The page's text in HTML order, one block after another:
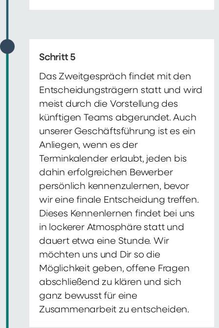
Schritt 5
Das Zweitgespräch findet mit den
Entscheidungsträgern statt und wird
meist durch die Vorstellung des
künftigen Teams abgerundet. Auch
unserer Geschäftsführung ist es ein
Anliegen, wenn es der
Terminkalender erlaubt, jeden bis
dahin erfolgreichen Bewerber
persönlich kennenzulernen, bevor
wir eine finale Entscheidung treffen.
Dieses Kennenlernen findet bei uns
in lockerer Atmosphäre statt und
dauert etwa eine Stunde. Wir
möchten uns und Dir so die
Möglichkeit geben, offene Fragen
abschließend zu klären und sich
ganz bewusst für eine
Zusammenarbeit zu entscheiden.